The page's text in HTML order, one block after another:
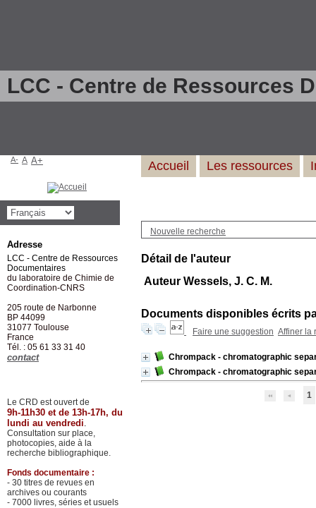
LCC - Centre de Ressources
Nouvelle recherche
Détail de l'auteur
Auteur Wessels, J. C. M.
Documents disponibles écrits
Faire une suggestion Affiner la
Chrompack - chromatographic
Chrompack - chromatographic
1
Accueil Les ressources
A- A A+
Adresse
LCC - Centre de Ressources
Documentaires
du laboratoire de Chimie de
Coordination-CNRS
205 route de Narbonne
BP 44099
31077 Toulouse
France
Tél. : 05 61 33 31 40
contact
Le CRD est ouvert de
9h-11h30 et de 13h-17h, du
lundi au vendredi.
Consultation sur place,
photocopies, aide à la
recherche bibliographique.
Fonds documentaire :
- 30 titres de revues en
archives ou courants
- 7000 livres, séries et usuels